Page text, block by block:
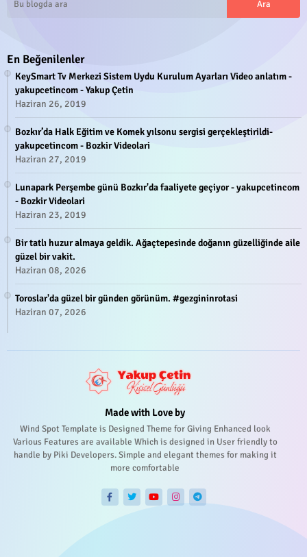
En Beğenilenler
KeySmart Tv Merkezi Sistem Uydu Kurulum Ayarları Video anlatım -
yakupcetincom - Yakup Çetin
Haziran 26, 2019
Bozkır’da Halk Eğitim ve Komek yılsonu sergisi gerçekleştirildi-
yakupcetincom - Bozkir Videolari
Haziran 27, 2019
Lunapark Perşembe günü Bozkır'da faaliyete geçiyor - yakupcetincom
- Bozkir Videolari
Haziran 23, 2019
Bir tatlı huzur almaya geldik. Ağaçtepesinde doğanın güzelliğinde aile
güzel bir vakit.
Haziran 08, 2026
Toroslar'da güzel bir günden görünüm. #gezgininrotasi
Haziran 07, 2026
Made with Love by
Wind Spot Template is Designed Theme for Giving Enhanced look
Various Features are available Which is designed in User friendly to
handle by Piki Developers. Simple and elegant themes for making it
more comfortable